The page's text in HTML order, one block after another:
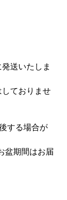
送いたしま
しておりませ
する場合が
盆期間はお届